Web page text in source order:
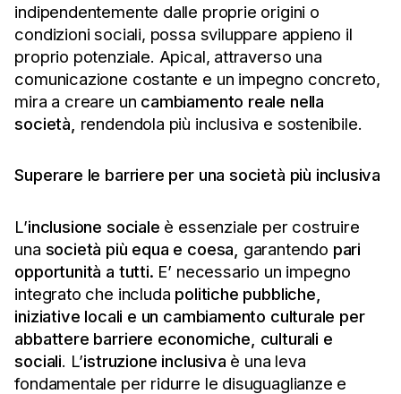
indipendentemente dalle proprie origini o
condizioni sociali, possa sviluppare appieno il
proprio potenziale. Apical, attraverso una
comunicazione costante e un impegno concreto,
mira a creare un cambiamento reale nella
società, rendendola più inclusiva e sostenibile.
Superare le barriere per una società più inclusiva
L’inclusione sociale è essenziale per costruire
una società più equa e coesa, garantendo pari
opportunità a tutti. E’ necessario un impegno
integrato che includa politiche pubbliche,
iniziative locali e un cambiamento culturale per
abbattere barriere economiche, culturali e
sociali. L’istruzione inclusiva è una leva
fondamentale per ridurre le disuguaglianze e